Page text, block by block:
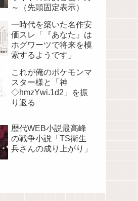
～（先頭固定表示）
一時代を築いた名作安
価スレ「『あなた』は
ホグワーツで将来を模
索するようです」
これが俺のポケモンマ
スター様と「神
◇hmzYwi.1d2」を振
り返る
歴代WEB小説最高峰
の戦争小説「TS衛生
兵さんの成り上がり」